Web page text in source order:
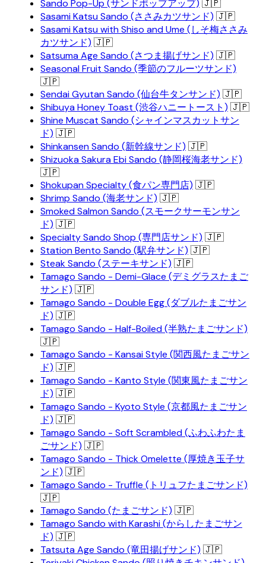
Sando Pop-Up (サンドポップアップ) 🇯🇵
Sasami Katsu Sando (ささみカツサンド) 🇯🇵
Sasami Katsu with Shiso and Ume (しそ梅ささみ
カツサンド) 🇯🇵
Satsuma Age Sando (さつま揚げサンド) 🇯🇵
Seasonal Fruit Sando (季節のフルーツサンド)
🇯🇵
Sendai Gyutan Sando (仙台牛タンサンド) 🇯🇵
Shibuya Honey Toast (渋谷ハニートースト) 🇯🇵
Shine Muscat Sando (シャインマスカットサン
ド) 🇯🇵
Shinkansen Sando (新幹線サンド) 🇯🇵
Shizuoka Sakura Ebi Sando (静岡桜海老サンド)
🇯🇵
Shokupan Specialty (食パン専門店) 🇯🇵
Shrimp Sando (海老サンド) 🇯🇵
Smoked Salmon Sando (スモークサーモンサン
ド) 🇯🇵
Specialty Sando Shop (専門店サンド) 🇯🇵
Station Bento Sando (駅弁サンド) 🇯🇵
Steak Sando (ステーキサンド) 🇯🇵
Tamago Sando - Demi-Glace (デミグラスたまご
サンド) 🇯🇵
Tamago Sando - Double Egg (ダブルたまごサン
ド) 🇯🇵
Tamago Sando - Half-Boiled (半熟たまごサンド)
🇯🇵
Tamago Sando - Kansai Style (関西風たまごサン
ド) 🇯🇵
Tamago Sando - Kanto Style (関東風たまごサン
ド) 🇯🇵
Tamago Sando - Kyoto Style (京都風たまごサン
ド) 🇯🇵
Tamago Sando - Soft Scrambled (ふわふわたま
ごサンド) 🇯🇵
Tamago Sando - Thick Omelette (厚焼き玉子サ
ンド) 🇯🇵
Tamago Sando - Truffle (トリュフたまごサンド)
🇯🇵
Tamago Sando (たまごサンド) 🇯🇵
Tamago Sando with Karashi (からしたまごサン
ド) 🇯🇵
Tatsuta Age Sando (竜田揚げサンド) 🇯🇵